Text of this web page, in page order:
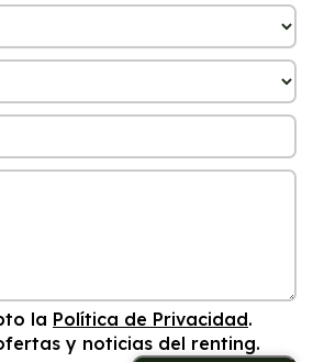
la Política de Privacidad.
y noticias del renting.